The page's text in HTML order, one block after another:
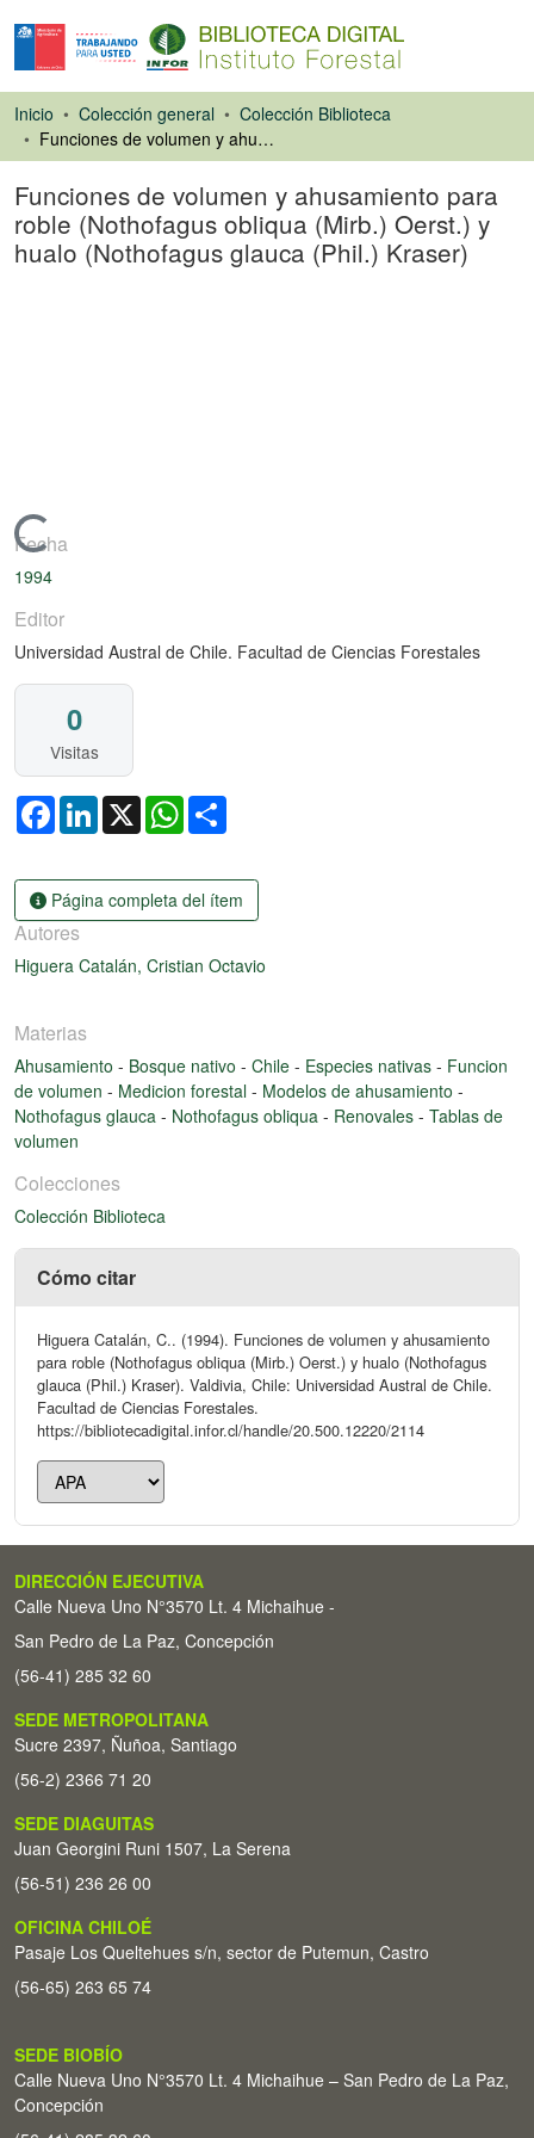
Inicio Colección general
Colección Biblioteca
Funciones de volumen y ahusamiento para roble (Nothofagus obliqua (Mirb.) Oerst.) y hualo (Nothofagus glauca (Phil.) Kraser)
Funciones de volumen y ahusamiento para
roble (Nothofagus obliqua (Mirb.) Oerst.) y
hualo (Nothofagus glauca (Phil.) Kraser)
Cargando...
Fecha
1994
Editor
Universidad Austral de Chile. Facultad de Ciencias Forestales
0
Visitas
FacebookLinkedIn
X WhatsApp
Página completa del ítem
Autores
Higuera Catalán, Cristian Octavio
Materias
Ahusamiento - Bosque nativo - Chile - Especies nativas - Funcion
de volumen - Medicion forestal - Modelos de ahusamiento -
Nothofagus glauca - Nothofagus obliqua - Renovales - Tablas de
volumen
Colecciones
Colección Biblioteca
Cómo citar
Higuera Catalán, C.. (1994). Funciones de volumen y ahusamiento
para roble (Nothofagus obliqua (Mirb.) Oerst.) y hualo (Nothofagus
glauca (Phil.) Kraser). Valdivia, Chile: Universidad Austral de Chile.
Facultad de Ciencias Forestales.
https://bibliotecadigital.infor.cl/handle/20.500.12220/2114
DIRECCIÓN EJECUTIVA
Calle Nueva Uno N°3570 Lt. 4 Michaihue -
San Pedro de La Paz, Concepción
(56-41) 285 32 60
SEDE METROPOLITANA
Sucre 2397, Ñuñoa, Santiago
(56-2) 2366 71 20
SEDE DIAGUITAS
Juan Georgini Runi 1507, La Serena
(56-51) 236 26 00
OFICINA CHILOÉ
Pasaje Los Queltehues s/n, sector de Putemun, Castro
(56-65) 263 65 74
SEDE BIOBÍO
Calle Nueva Uno N°3570 Lt. 4 Michaihue – San Pedro de La Paz,
Concepción